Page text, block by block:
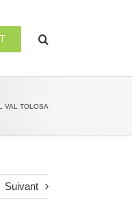
VAL TOLOSA
Suivant